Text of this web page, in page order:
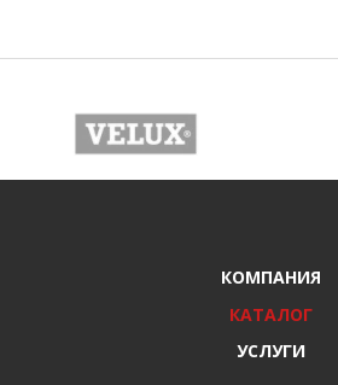
КОМПАНИЯ
КАТАЛОГ
УСЛУГИ